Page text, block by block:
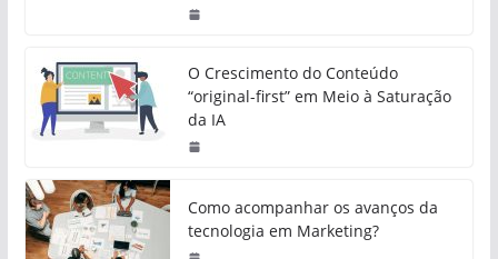
O Crescimento do Conteúdo
“original-first” em Meio à Saturação
da IA
Como acompanhar os avanços da
tecnologia em Marketing?